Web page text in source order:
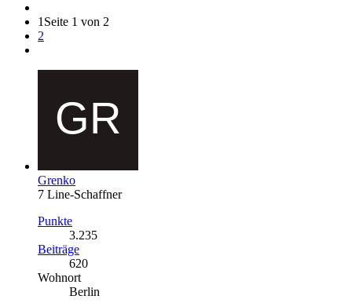
1 Seite 1 von 2
2
Grenko
7 Line-Schaffner
Punkte
3.235
Beiträge
620
Wohnort
Berlin